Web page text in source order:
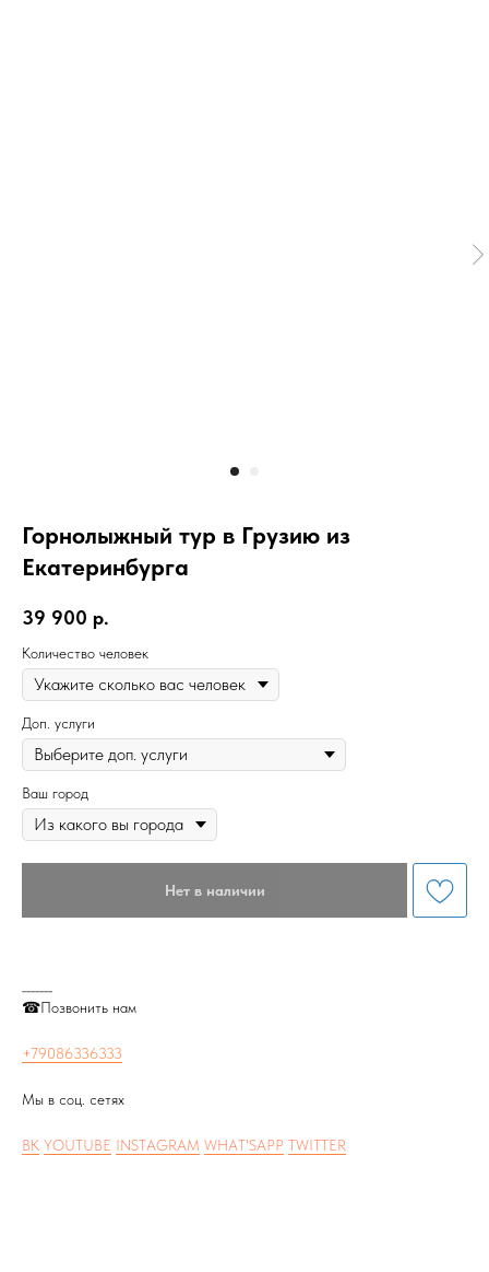
Горнолыжный тур в Грузию из
Екатеринбурга
39 900 р.
Количество человек
Доп. услуги
Ваш город
Нет в наличии
☎Позвонить нам
+79086336333
Мы в соц. сетях
ВК YOUTUBE INSTAGRAM WHAT'SAPP TWITTER